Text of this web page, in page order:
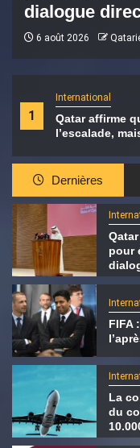
1
International
Qatar affirme
l’escalade,
dialogue
6 août 2026
Dernières
pour
FIFA
La
du